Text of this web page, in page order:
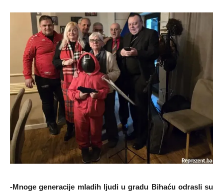
-Mnoge generacije mladih ljudi u gradu Bihaću odrasli su